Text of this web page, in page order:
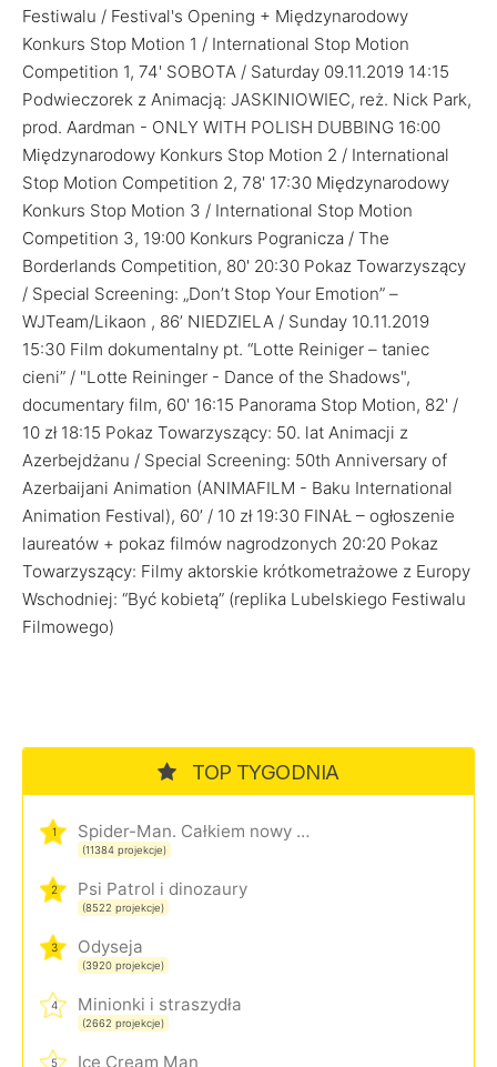
Festiwalu / Festival's Opening + Międzynarodowy
Konkurs Stop Motion 1 / International Stop Motion
Competition 1, 74' SOBOTA / Saturday 09.11.2019 14:15
Podwieczorek z Animacją: JASKINIOWIEC, reż. Nick Park,
prod. Aardman - ONLY WITH POLISH DUBBING 16:00
Międzynarodowy Konkurs Stop Motion 2 / International
Stop Motion Competition 2, 78' 17:30 Międzynarodowy
Konkurs Stop Motion 3 / International Stop Motion
Competition 3, 19:00 Konkurs Pogranicza / The
Borderlands Competition, 80' 20:30 Pokaz Towarzyszący
/ Special Screening: „Don’t Stop Your Emotion” –
WJTeam/Likaon , 86’ NIEDZIELA / Sunday 10.11.2019
15:30 Film dokumentalny pt. “Lotte Reiniger – taniec
cieni” / "Lotte Reininger - Dance of the Shadows",
documentary film, 60' 16:15 Panorama Stop Motion, 82' /
10 zł 18:15 Pokaz Towarzyszący: 50. lat Animacji z
Azerbejdżanu / Special Screening: 50th Anniversary of
Azerbaijani Animation (ANIMAFILM - Baku International
Animation Festival), 60’ / 10 zł 19:30 FINAŁ – ogłoszenie
laureatów + pokaz filmów nagrodzonych 20:20 Pokaz
Towarzyszący: Filmy aktorskie krótkometrażowe z Europy
Wschodniej: “Być kobietą” (replika Lubelskiego Festiwalu
Filmowego)
TOP TYGODNIA
1 Spider-Man. Całkiem nowy dzień
(11384 projekcje)
2 Psi Patrol i dinozaury
(8522 projekcje)
3 Odyseja
(3920 projekcje)
4 Minionki i straszydła
(2662 projekcje)
5 Ice Cream Man